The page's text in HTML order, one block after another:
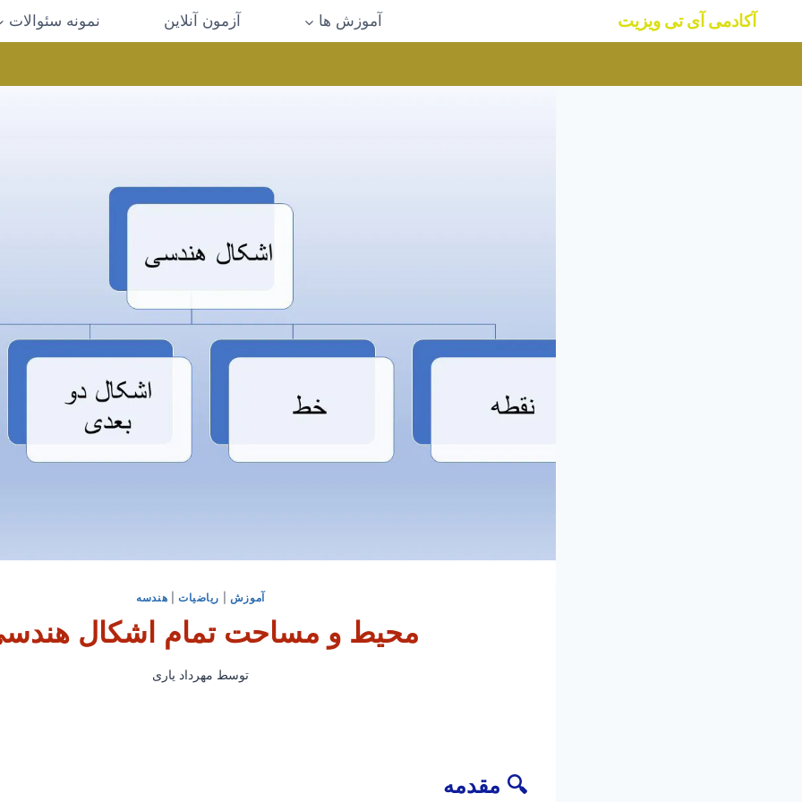
بازگشتآکادمی آی تی ویزیت آموزش ها آزمون آنلاین نمونه سئوالات
آموزش ریاضیات هندسه
محیط و مساحت تمام اشکال
توسط مهرداد یاری
🔍 مقدمه